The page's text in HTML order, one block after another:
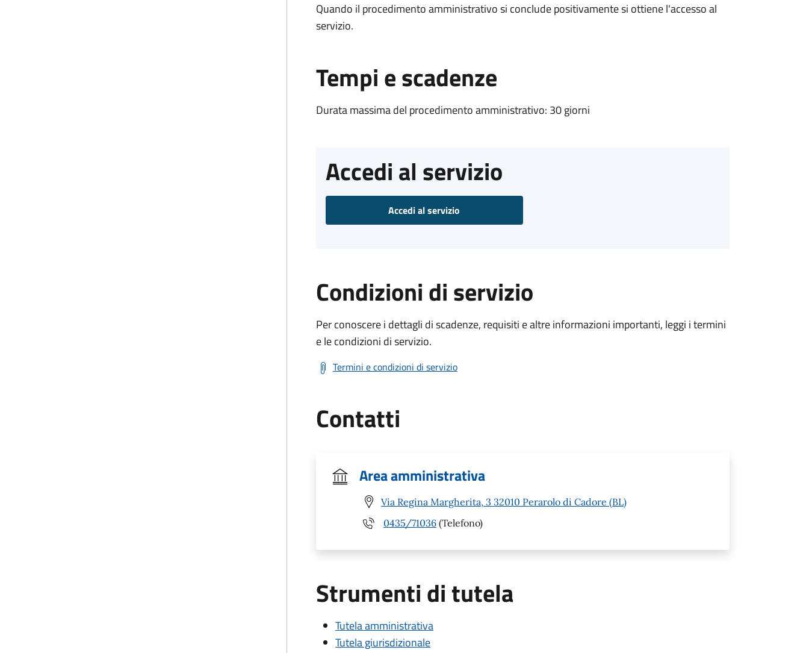
Quando il procedimento amministrativo si conclude positivamente si ottiene l'accesso al
servizio.
Tempi e scadenze
Durata massima del procedimento amministrativo: 30 giorni
Accedi al servizio
Accedi al servizio
Condizioni di servizio
Per conoscere i dettagli di scadenze, requisiti e altre informazioni importanti, leggi i termini
e le condizioni di servizio.
Termini e condizioni di servizio
Contatti
Area amministrativa
Via Regina Margherita, 3 32010 Perarolo di Cadore (BL)
0435/71036 (Telefono)
Strumenti di tutela
Tutela amministrativa
Tutela giurisdizionale